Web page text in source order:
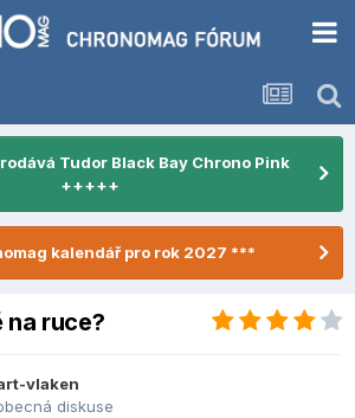
Tudor Black Bay Chrono Pink
+++++
kalendář pro rok 2027 ***
na ruce?
vlaken
diskuse